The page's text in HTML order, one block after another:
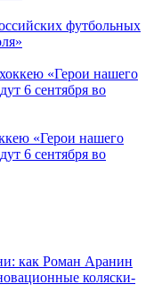
футбольных
«Герои нашего
6 сентября во